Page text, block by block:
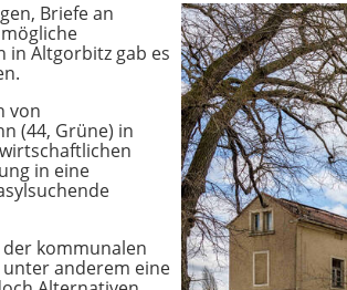
Briefe an
in Altgorbitz gab es
von
(44, Grüne) in
in eine
kommunalen
anderem eine